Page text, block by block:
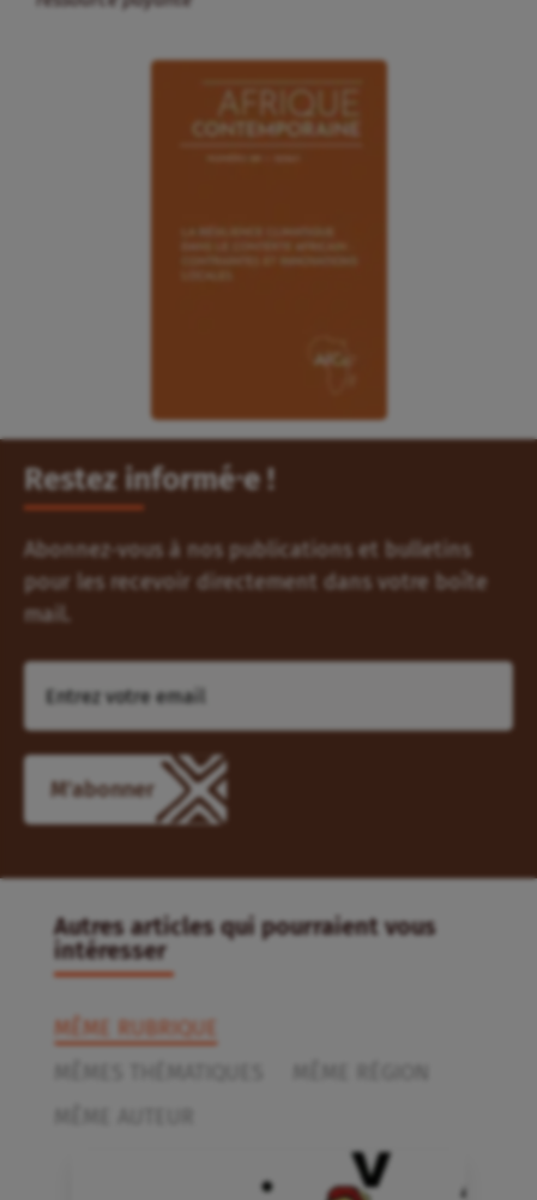
Restez informé⸱e !
Abonnez-vous à nos publications et bulletins
pour les recevoir directement dans votre boîte
mail.
Autres articles qui pourraient vous
intéresser
MÊME RUBRIQUE